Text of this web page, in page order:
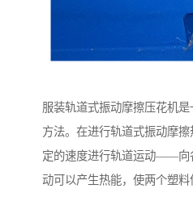
服装轨道式振动摩擦压花机
方法。在进行轨道式振动摩
定的速度进行轨道运动——向
动可以产生热能，使两个塑料